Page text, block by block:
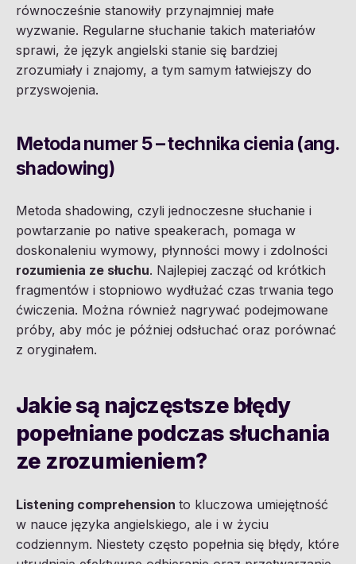
równocześnie stanowiły przynajmniej małe
wyzwanie. Regularne słuchanie takich materiałów
sprawi, że język angielski stanie się bardziej
zrozumiały i znajomy, a tym samym łatwiejszy do
przyswojenia.
Metoda numer 5 – technika cienia (ang.
shadowing)
Metoda shadowing, czyli jednoczesne słuchanie i
powtarzanie po native speakerach, pomaga w
doskonaleniu wymowy, płynności mowy i zdolności
rozumienia ze słuchu. Najlepiej zacząć od krótkich
fragmentów i stopniowo wydłużać czas trwania tego
ćwiczenia. Można również nagrywać podejmowane
próby, aby móc je później odsłuchać oraz porównać
z oryginałem.
Jakie są najczęstsze błędy
popełniane podczas słuchania
ze zrozumieniem?
Listening comprehension to kluczowa umiejętność
w nauce języka angielskiego, ale i w życiu
codziennym. Niestety często popełnia się błędy, które